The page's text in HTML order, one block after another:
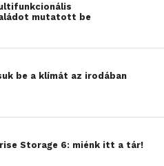
mutatott be
be a klímát az irodában
Storage 6: miénk itt a tár!